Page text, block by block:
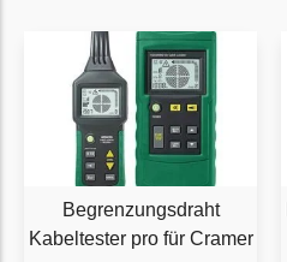
Begrenzungsdraht
Mowox
Mowox Messer
Begrenzungsdraht
MTD
MTD Messer
Begrenzungsdraht
Kabeltester pro für Cramer